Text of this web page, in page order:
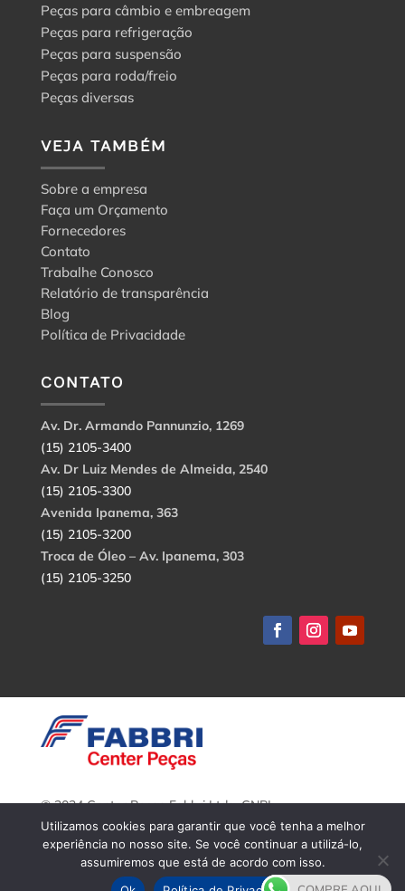
Peças para câmbio e embreagem
Peças para refrigeração
Peças para suspensão
Peças para roda/freio
Peças diversas
VEJA TAMBÉM
Sobre a empresa
Faça um Orçamento
Fornecedores
Contato
Trabalhe Conosco
Relatório de transparência
Blog
Política de Privacidade
CONTATO
Av. Dr. Armando Pannunzio, 1269
(15) 2105-3400
Av. Dr Luiz Mendes de Almeida, 2540
(15) 2105-3300
Avenida Ipanema, 363
(15) 2105-3200
Troca de Óleo – Av. Ipanema, 303
(15) 2105-3250
© 2024 Center Peças Fabbri Ltda. CNPJ:
56.908.650/0001-94.
Todos os direitos reservados.
Utilizamos cookies para garantir que você tenha a melhor
experiência no nosso site. Se você continuar a utilizá-lo,
assumiremos que está de acordo com isso.